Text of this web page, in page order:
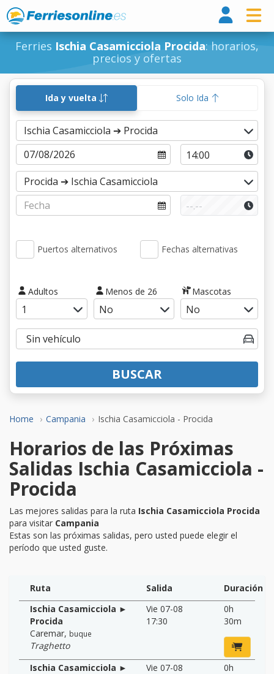
Ferries Ischia Casamicciola Procida: horarios,
precios y ofertas
Home Campania Ischia Casamicciola - Procida
Ida y vuelta Solo Ida
Puertos alternativos Fechas alternativas
Adultos Menos de 26 Mascotas
BUSCAR
Horarios de las Próximas
Salidas Ischia Casamicciola -
Procida
Las mejores salidas para la ruta Ischia Casamicciola Procida
para visitar Campania
Estas son las próximas salidas, pero usted puede elegir el
período que usted guste.
Ruta Salida
Duración
Ischia Casamicciola ►
Procida
Caremar, buque
Traghetto
Vie 07-08
17:30
0h
30m
Ischia Casamicciola ►
Vie 07-08
0h